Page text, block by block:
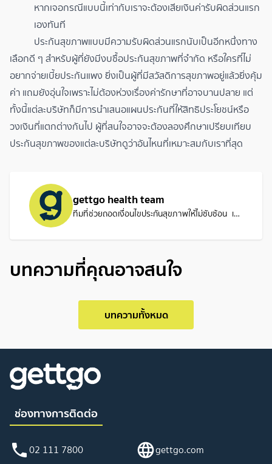
หากเจอกรณีแบบนี้เท่ากับเราจะต้องเสียเงินค่ารับผิดส่วนแรก
เองทันที
ประกันสุขภาพแบบมีความรับผิดส่วนแรกนับเป็นอีกหนึ่งทาง
เลือกดี ๆ สำหรับผู้ที่ยังมีงบซื้อประกันสุขภาพที่จำกัด หรือใครที่ไม่
อยากจ่ายเบี้ยประกันแพง ยิ่งเป็นผู้ที่มีสวัสดิการสุขภาพอยู่แล้วยิ่งคุ้ม
ค่า แถมยังอุ่นใจเพราะไม่ต้องห่วงเรื่องค่ารักษาที่อาจบานปลาย แต่
ทั้งนี้แต่ละบริษัทก็มีการนำเสนอแผนประกันที่ให้สิทธิประโยชน์หรือ
วงเงินที่แตกต่างกันไป ผู้ที่สนใจอาจจะต้องลองศึกษาเปรียบเทียบ
ประกันสุขภาพของแต่ละบริษัทดูว่าอันไหนที่เหมาะสมกับเราที่สุด
gettgo health team
ทีมที่ช่วยถอดเงื่อนไขประกันสุขภาพให้ไม่ซับซ้อน เพื่อให้คุณเลือกแผนที่เหมาะ และใช้สิทธิ์รักษาได้อย่างมั่นใจเมื่อถึงเวลา
บทความที่คุณอาจสนใจ
บทความทั้งหมด
ช่องทางการติดต่อ
02 111 7800 gettgo.com